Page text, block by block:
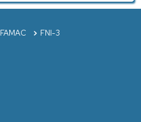
FAMAC FNI-3